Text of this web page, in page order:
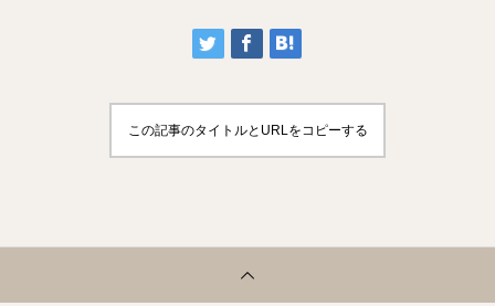
この記事のタイトルとURLをコピーする